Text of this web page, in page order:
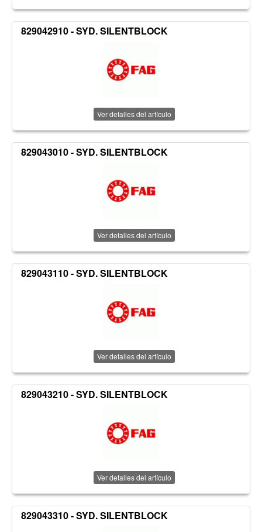
829042910 - SYD. SILENTBLOCK
Ver detalles del artículo
829043010 - SYD. SILENTBLOCK
Ver detalles del artículo
829043110 - SYD. SILENTBLOCK
Ver detalles del artículo
829043210 - SYD. SILENTBLOCK
Ver detalles del artículo
829043310 - SYD. SILENTBLOCK